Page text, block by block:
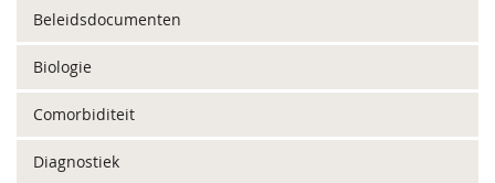
Beleidsdocumenten
Biologie
Comorbiditeit
Diagnostiek